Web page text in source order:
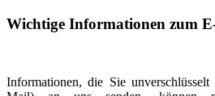
Wichtige Informationen zum
Informationen, die Sie